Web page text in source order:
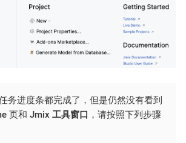
务进度条都完成了，但是仍然没有看到
页和 Jmix 工具窗口 ，请按照下列步骤